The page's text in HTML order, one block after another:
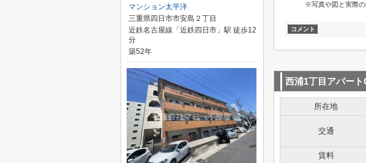
※写真や図と実際の
コメント
西浦1丁目アパート
所在地
交通
賃料
マンション太平洋
三重県四日市市安島２丁目
近鉄名古屋線「近鉄四日市」駅 徒歩12
分
築52年